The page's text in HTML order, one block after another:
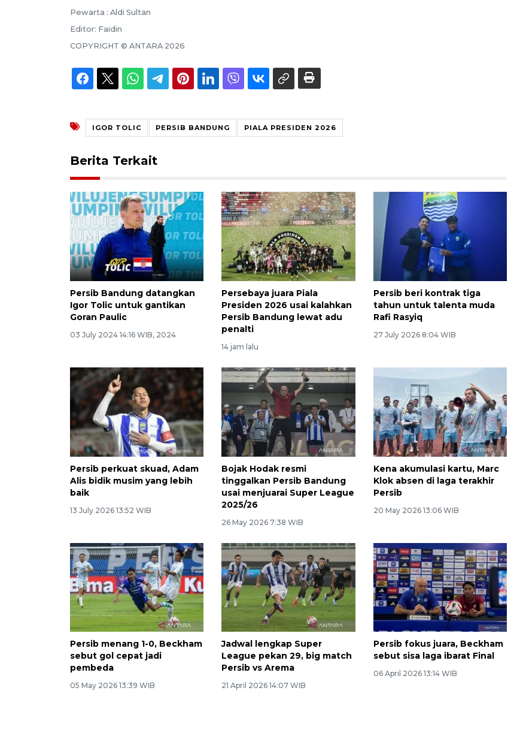
Pewarta : Aldi Sultan
Editor: Faidin
COPYRIGHT © ANTARA 2026
IGOR TOLIC PERSIB BANDUNG PIALA PRESIDEN 2026
Berita Terkait
Persib Bandung datangkan
Igor Tolic untuk gantikan
Goran Paulic
03 July 2024 14:16 WIB, 2024
Persebaya juara Piala
Presiden 2026 usai kalahkan
Persib Bandung lewat adu
penalti
14 jam lalu
Persib beri kontrak tiga
tahun untuk talenta muda
Rafi Rasyiq
27 July 2026 8:04 WIB
Persib perkuat skuad, Adam
Alis bidik musim yang lebih
baik
13 July 2026 13:52 WIB
Bojak Hodak resmi
tinggalkan Persib Bandung
usai menjuarai Super League
2025/26
26 May 2026 7:38 WIB
Kena akumulasi kartu, Marc
Klok absen di laga terakhir
Persib
20 May 2026 13:06 WIB
Persib menang 1-0, Beckham
sebut gol cepat jadi
pembeda
05 May 2026 13:39 WIB
Jadwal lengkap Super
League pekan 29, big match
Persib vs Arema
21 April 2026 14:07 WIB
Persib fokus juara, Beckham
sebut sisa laga ibarat Final
06 April 2026 13:14 WIB